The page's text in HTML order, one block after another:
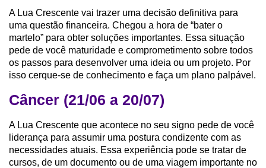
A Lua Crescente vai trazer uma decisão definitiva para
uma questão financeira. Chegou a hora de “bater o
martelo” para obter soluções importantes. Essa situação
pede de você maturidade e comprometimento sobre todos
os passos para desenvolver uma ideia ou um projeto. Por
isso cerque-se de conhecimento e faça um plano palpável.
Câncer (21/06 a 20/07)
A Lua Crescente que acontece no seu signo pede de você
liderança para assumir uma postura condizente com as
necessidades atuais. Essa experiência pode se tratar de
cursos, de um documento ou de uma viagem importante no